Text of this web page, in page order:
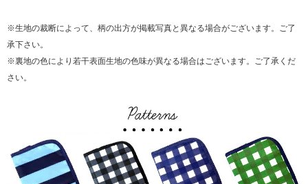
※生地の裁断によって、柄の出方が掲載写真と異なる場合がございます。ご了
承下さい。
※裏地の色により若干表面生地の色味が異なる場合はございます。ご了承くだ
さい。